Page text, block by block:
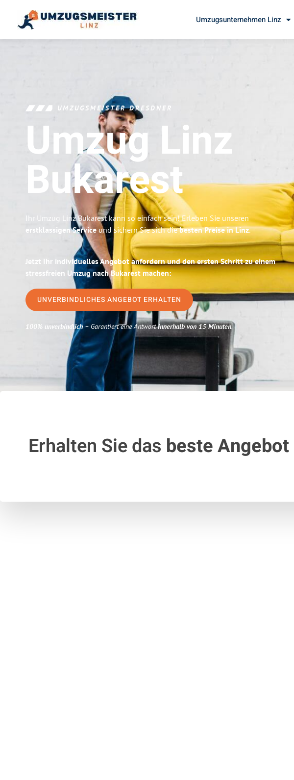
Umzugsunternehmen Linz
UMZUGSMEISTER DRESDNER
Umzug Linz
Bukarest
Ihr Umzug Linz Bukarest kann so einfach sein! Erleben Sie unseren
erstklassigen Service und sichern Sie sich diebesten Preise in Linz.
Jetzt Ihr individuelles Angebot anfordern und den ersten Schritt zu einem
stressfreien Umzug nach Bukarest machen:
UNVERBINDLICHES ANGEBOT ERHALTEN
100% unverbindlich– Garantiert eine Antwortinnerhalb von 15 Minuten.
Erhalten Sie das beste Angebot